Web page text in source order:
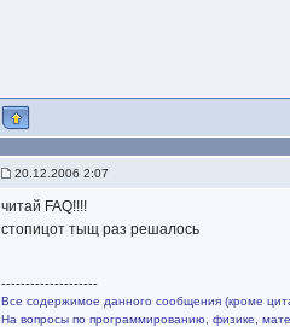
20.12.2006 2:07
читай FAQ!!!!
стопицот тыщ раз решалось
--------------------
Все содержимое данного сообщения (кроме
На вопросы по программированию, физике,